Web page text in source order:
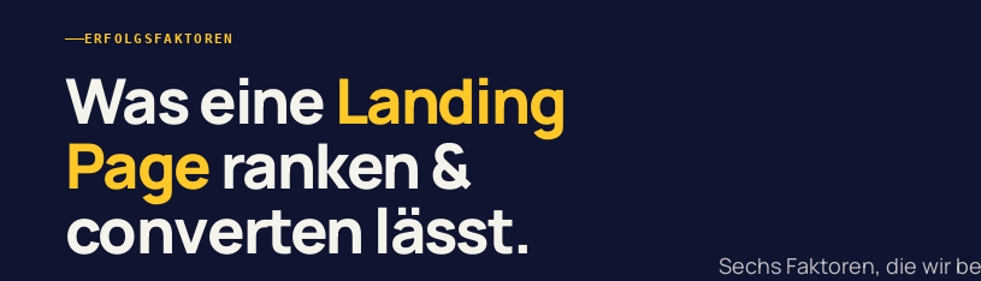
ERFOLGSFAKTOREN
Was eineLanding
Pageranken &
converten lässt. Sechs Faktoren, die wir